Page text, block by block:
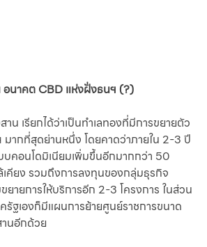
นาคต CBD แห่งฝั่งธนฯ (?)
น เรียกได้ว่าเป็นทำเลทองที่มีการขยายตัว
มากที่สุดย่านหนึ่ง โดยคาดว่าภายใน 2-3 ปี
บคอนโดมิเนียมเพิ่มขึ้นอีกมากกว่า 50
เคียง รวมถึงการลงทุนของกลุ่มธุรกิจ
ยายการให้บริการอีก 2-3 โครงการ ในส่วน
ฐเองก็มีแผนการย้ายศูนย์ราชการขนาด
นอีกด้วย